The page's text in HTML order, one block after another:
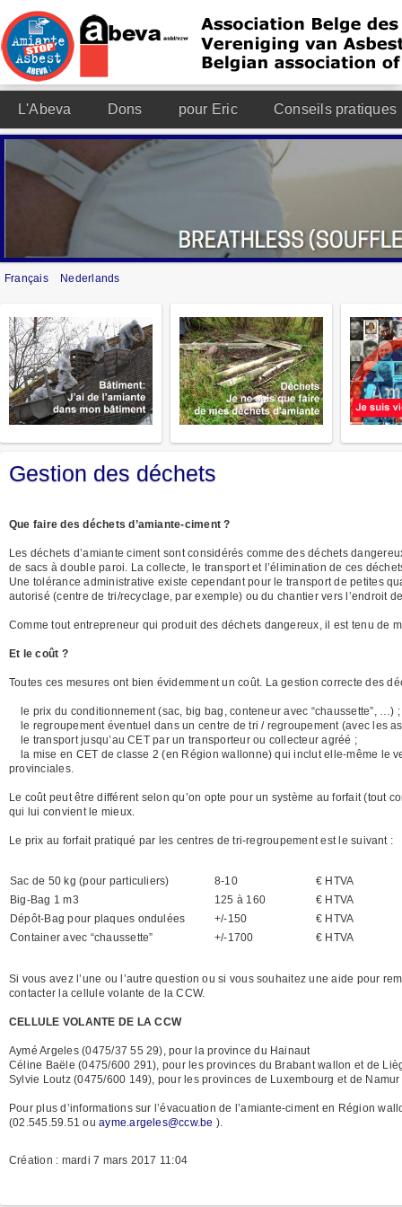
L'Abeva Dons pour Eric Conseils pratiques
Français Nederlands
Gestion des déchets
Que faire des déchets d’amiante-ciment ?
Les déchets d’amiante ciment sont considérés comme des déchets
de sacs à double paroi. La collecte, le transport et l’élimination de ces
Une tolérance administrative existe cependant pour le transport de petites
autorisé (centre de tri/recyclage, par exemple) ou du chantier vers l’endroit
Comme tout entrepreneur qui produit des déchets dangereux, il est tenu de
Et le coût ?
Toutes ces mesures ont bien évidemment un coût. La gestion correcte des
le prix du conditionnement (sac, big bag, conteneur avec “chaussette”, …) ;
le regroupement éventuel dans un centre de tri / regroupement (avec les
le transport jusqu’au CET par un transporteur ou collecteur agréé ;
la mise en CET de classe 2 (en Région wallonne) qui inclut elle-même le
provinciales.
Le coût peut être différent selon qu’on opte pour un système au forfait (tout
qui lui convient le mieux.
Le prix au forfait pratiqué par les centres de tri-regroupement est le suivant :
Sac de 50 kg (pour particuliers) 8-10
€ HTVA
Big-Bag 1 m3
125 à 160
€ HTVA
Dépôt-Bag pour plaques ondulées
+/-150
€ HTVA
Container avec “chaussette”
+/-1700 € HTVA
Si vous avez l’une ou l’autre question ou si vous souhaitez une aide pour
contacter la cellule volante de la CCW.
CELLULE VOLANTE DE LA CCW
Aymé Argeles (0475/37 55 29), pour la province du Hainaut
Céline Baële (0475/600 291), pour les provinces du Brabant wallon et de
Sylvie Loutz (0475/600 149), pour les provinces de Luxembourg et de Namur
Pour plus d’informations sur l’évacuation de l’amiante-ciment en Région
(02.545.59.51 ouayme.argeles@ccw.be ).
Création : mardi 7 mars 2017 11:04